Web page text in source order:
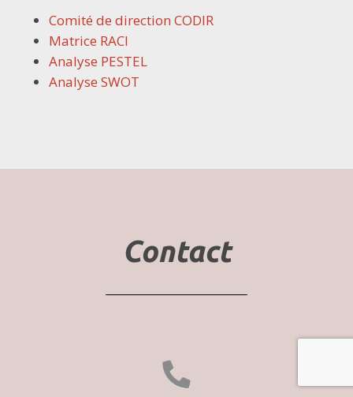
Comité de direction CODIR
Matrice RACI
Analyse PESTEL
Analyse SWOT
Contact